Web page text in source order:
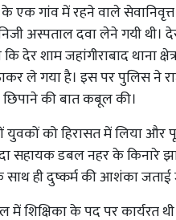
एक गांव में रहने वाले
अस्पताल दवा लेने गयी थी।
शाम जहांगीराबाद थाना
ले गया है। इस पर पुलिस ने
की बात कबूल की।
को हिरासत में लिया और
सहायक डबल नहर के किनारे
ही दुष्कर्म की आशंका जताई
शिक्षिका के पद पर कार्यरत